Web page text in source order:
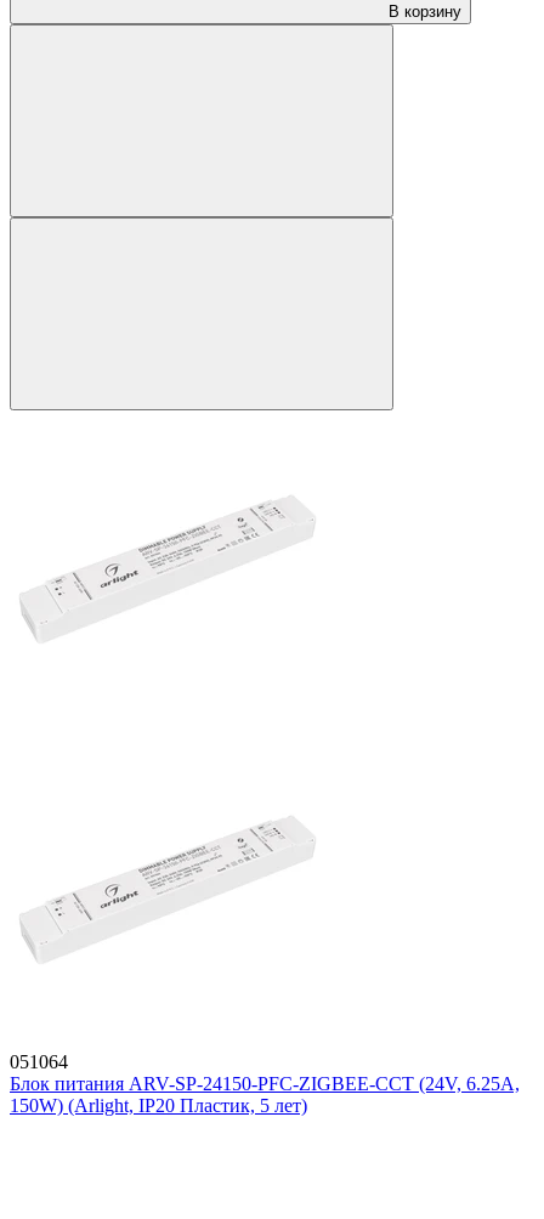
В корзину
051064
Блок питания ARV-SP-24150-PFC-ZIGBEE-CCT (24V, 6.25A,
150W) (Arlight, IP20 Пластик, 5 лет)